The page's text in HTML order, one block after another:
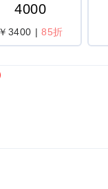
4000
￥3400 | 85折